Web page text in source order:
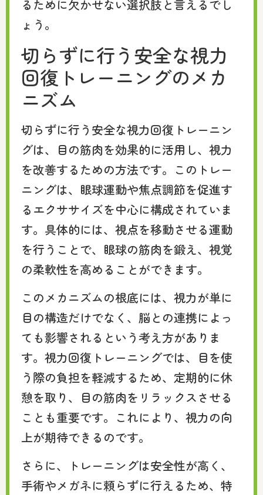
るために欠かせない選択肢と言えるでし
ょう。
切らずに行う安全な視力
回復トレーニングのメカ
ニズム
切らずに行う安全な視力回復トレーニン
グは、目の筋肉を効果的に活用し、視力
を改善するための方法です。このトレー
ニングは、眼球運動や焦点調節を促進す
るエクササイズを中心に構成されていま
す。具体的には、視点を移動させる運動
を行うことで、眼球の筋肉を鍛え、視覚
の柔軟性を高めることができます。
このメカニズムの根底には、視力が単に
目の構造だけでなく、脳との連携によっ
ても影響されるという考え方がありま
す。視力回復トレーニングでは、目を使
う際の負担を軽減するため、定期的に休
憩を取り、目の筋肉をリラックスさせる
ことも重要です。これにより、視力の向
上が期待できるのです。
さらに、トレーニングは安全性が高く、
手術やメガネに頼らずに行えるため、特